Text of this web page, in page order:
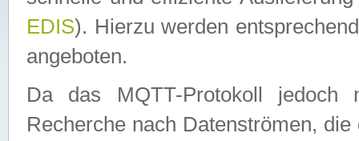
EDIS). Hierzu werden
angeboten.
Da das MQTT-Protokoll jedoch
Recherche nach Datenströmen,